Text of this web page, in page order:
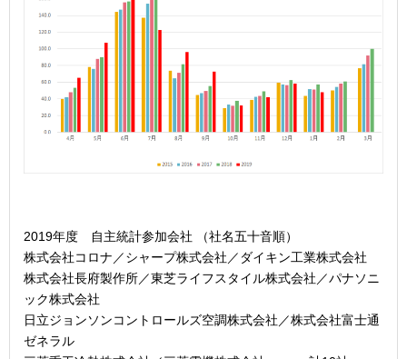
2019年度 自主統計参加会社 （社名五十音順）
株式会社コロナ／シャープ株式会社／ダイキン工業株式会社
株式会社長府製作所／東芝ライフスタイル株式会社／パナソニ
ック株式会社
日立ジョンソンコントロールズ空調株式会社／株式会社富士通
ゼネラル